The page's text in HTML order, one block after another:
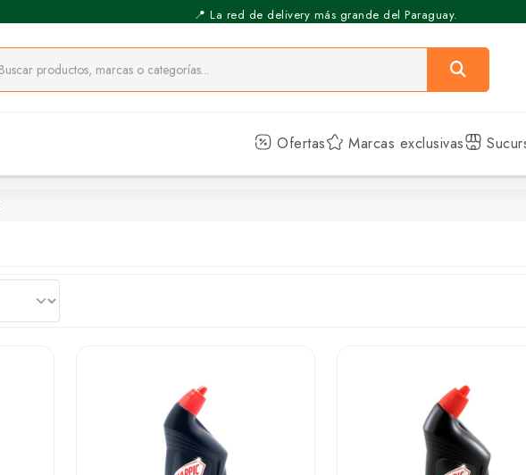
📍 La red de delivery más grande del Paraguay.
⚡️ Pickup Express - Retirás en 30 min.
Ofertas Marcas exclusivas